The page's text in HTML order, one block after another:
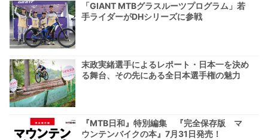
「GIANT MTBグラスルーツプログラム」若
手ライダーがDHシリーズに参戦
末政実緒選手によるレポート・日本一を決め
る舞台、その先にある全日本選手権の魅力
『MTB日和』特別編集 『完全保存版 マ
ウンテンバイクの本』7月31日発売！